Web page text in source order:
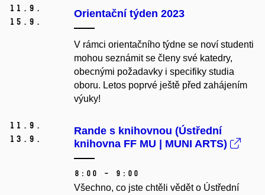
11. 9.
15. 9.
Orientační týden 2023
V rámci orientačního týdne se noví studenti
mohou seznámit se členy své katedry,
obecnými požadavky i specifiky studia
oboru. Letos poprvé ještě před zahájením
výuky!
11. 9.
13. 9.
Rande s knihovnou (Ústřední
knihovna FF MU | MUNI ARTS)
8:00 – 9:00
Všechno, co jste chtěli vědět o Ústřední